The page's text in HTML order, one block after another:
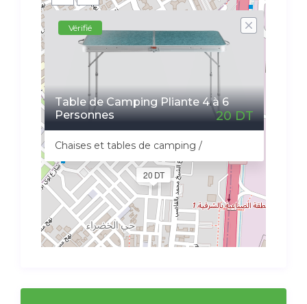
20 DT
Vérifié
Table de Camping Pliante 4 à 6
Personnes
Chaises et tables de camping /
20 DT